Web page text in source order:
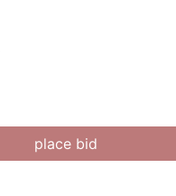
place bid